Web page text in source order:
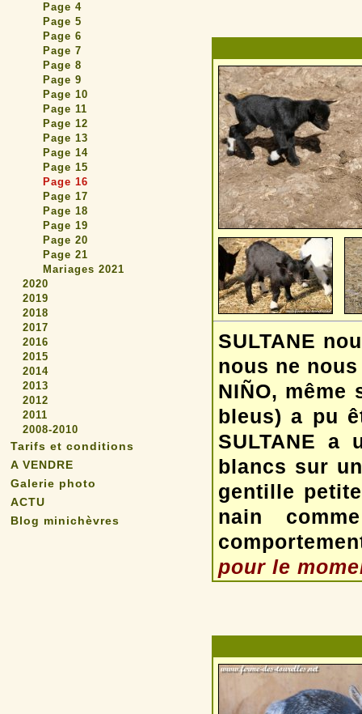
Page 4
Page 5
Page 6
Page 7
Page 8
Page 9
Page 10
Page 11
Page 12
Page 13
Page 14
Page 15
Page 16
Page 17
Page 18
Page 19
Page 20
Page 21
Mariages 2021
2020
2019
2018
2017
2016
2015
2014
2013
2012
2011
2008-2010
Tarifs et conditions
A VENDRE
Galerie photo
ACTU
Blog minichèvres
SULTANE
nous ne
NIÑO, même
bleus) a pu
SULTANE a
blancs sur
gentille
nain
pour le